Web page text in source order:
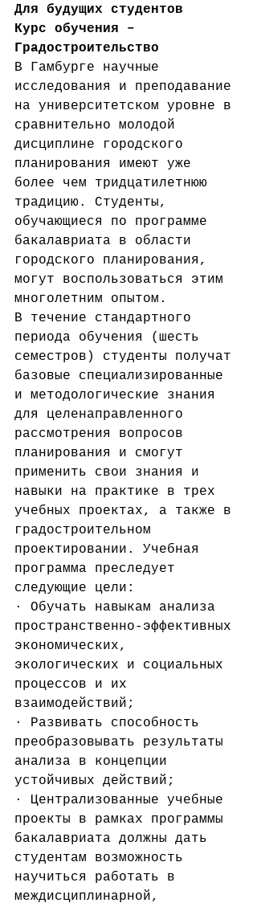
Для будущих студентов
Курс обучения –
Градостроительство
В Гамбурге научные
исследования и преподавание
на университетском уровне в
сравнительно молодой
дисциплине городского
планирования имеют уже
более чем тридцатилетнюю
традицию. Студенты,
обучающиеся по программе
бакалавриата в области
городского планирования,
могут воспользоваться этим
многолетним опытом.
В течение стандартного
периода обучения (шесть
семестров) студенты получат
базовые специализированные
и методологические знания
для целенаправленного
рассмотрения вопросов
планирования и смогут
применить свои знания и
навыки на практике в трех
учебных проектах, а также в
градостроительном
проектировании. Учебная
программа преследует
следующие цели:
· Обучать навыкам анализа
пространственно-эффективных
экономических,
экологических и социальных
процессов и их
взаимодействий;
· Развивать способность
преобразовывать результаты
анализа в концепции
устойчивых действий;
· Централизованные учебные
проекты в рамках программы
бакалавриата должны дать
студентам возможность
научиться работать в
междисциплинарной,